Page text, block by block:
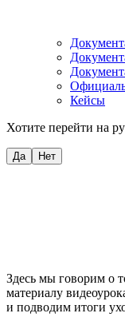
Кейсы
Хотите перейти на
Да Нет
Здесь мы говорим о
материалу
и подводим итоги